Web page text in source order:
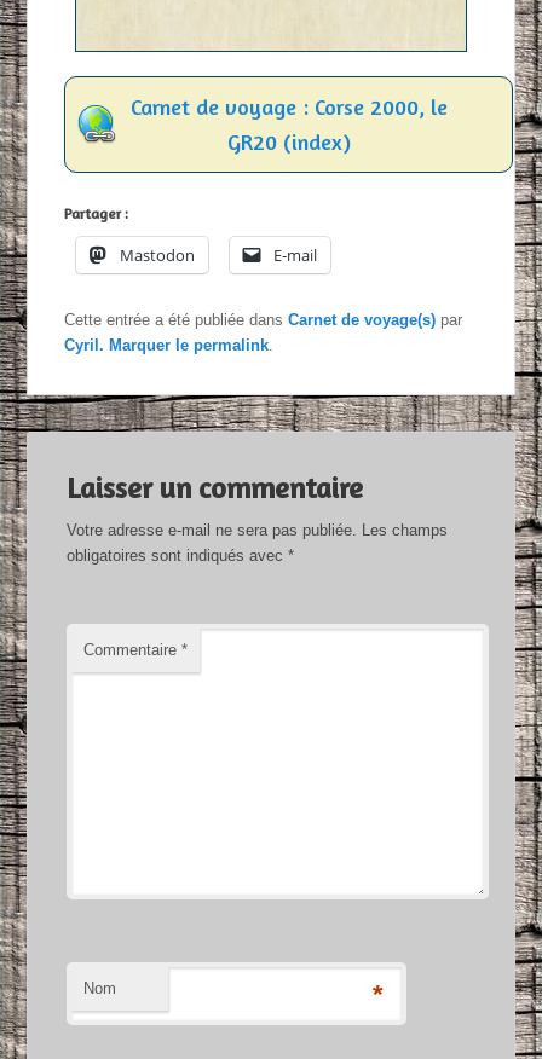
Carnet de voyage : Corse 2000, le
GR20 (index)
Partager :
Mastodon E-mail
Cette entrée a été publiée dansCarnet de voyage(s) par
Cyril. Marquer lepermalink
Laisser un commentaire
Votre adresse e-mail ne sera pas publiée. Les champs
obligatoires sont indiqués avec*
Commentaire*
Nom *